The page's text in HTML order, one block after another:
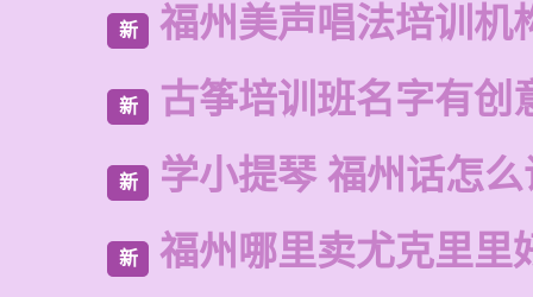
新 福州美声唱法培训机
新 古筝培训班名字有创
新 学小提琴 福州话怎
新 福州哪里卖尤克里里